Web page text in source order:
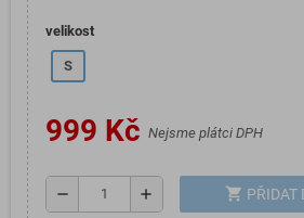
velikost
S
999 Kč Nejsme plátci DPH
remove add shopping_cart PŘIDAT